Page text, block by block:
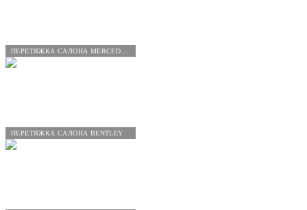
ПЕРЕТЯЖКА САЛОНА BENTLEY